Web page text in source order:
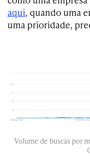
aqui, quando uma
uma prioridade,
Volume de buscas por